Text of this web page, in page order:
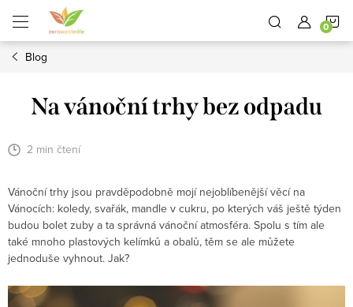
obsah
Blog
Na vánoční trhy bez odpadu
2 min čtení
Vánoční trhy jsou pravděpodobně mojí nejoblíbenější věcí na
Vánocích: koledy, svařák, mandle v cukru, po kterých váš ještě týden
budou bolet zuby a ta správná vánoční atmosféra. Spolu s tím ale
také mnoho plastových kelímků a obalů, těm se ale můžete
jednoduše vyhnout. Jak?